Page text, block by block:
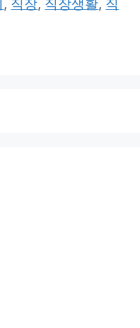
, 직장, 직장생활, 직